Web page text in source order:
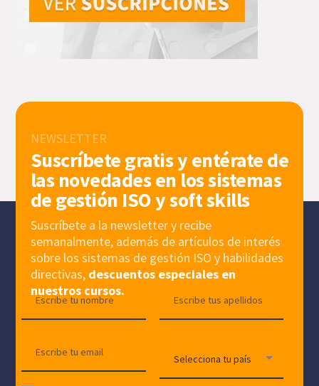
NEWSLETTER
Suscríbete gratis y entérate de
las novedades en los sistemas
de gestión ISO y soft skills
Suscríbete a la newsletter y recibe
semanalmente, además de artículos de interés
sobre los sistemas de gestión ISO y habilidades
directivas, descuentos especiales en
nuestros cursos.